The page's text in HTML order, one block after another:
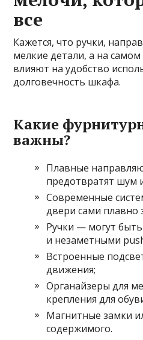
все
Кажется, что ручки,
мелкие детали, а на
влияют на удобство
долговечность шкафа.
Какие
важны?
Плавные
предотвратят шум
Современные
двери сами плавно
Ручки — могут быть
и незаметными
Встроенные
движения;
Органайзеры для
крепления для
Магнитные замки
содержимого.